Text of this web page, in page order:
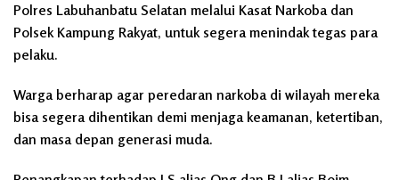
Polres Labuhanbatu Selatan melalui Kasat Narkoba dan
Polsek Kampung Rakyat, untuk segera menindak tegas para
pelaku.
Warga berharap agar peredaran narkoba di wilayah mereka
bisa segera dihentikan demi menjaga keamanan, ketertiban,
dan masa depan generasi muda.